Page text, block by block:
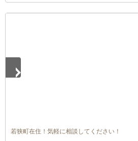
若狭町在住！気軽に相談してください！